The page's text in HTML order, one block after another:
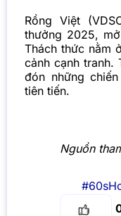
Rồng Việt
thưởng 2025,
Thách thức nằm
cảnh cạnh tranh.
đón những
tiên tiến.
Nguồn